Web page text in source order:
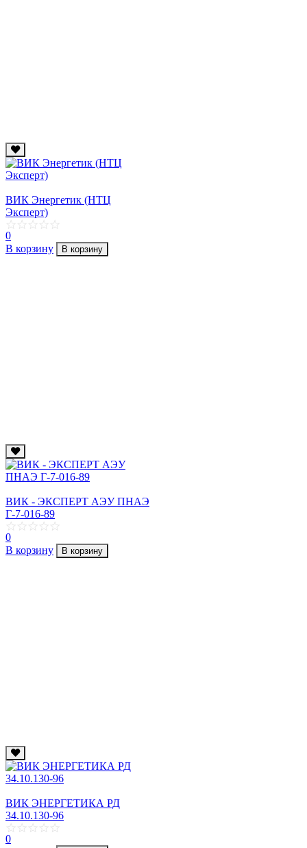
ВИК Энергетик (НТЦ
Эксперт)
0
В корзину
В корзину
ВИК - ЭКСПЕРТ АЭУ ПНАЭ
Г-7-016-89
0
В корзину
В корзину
ВИК ЭНЕРГЕТИКА РД
34.10.130-96
0